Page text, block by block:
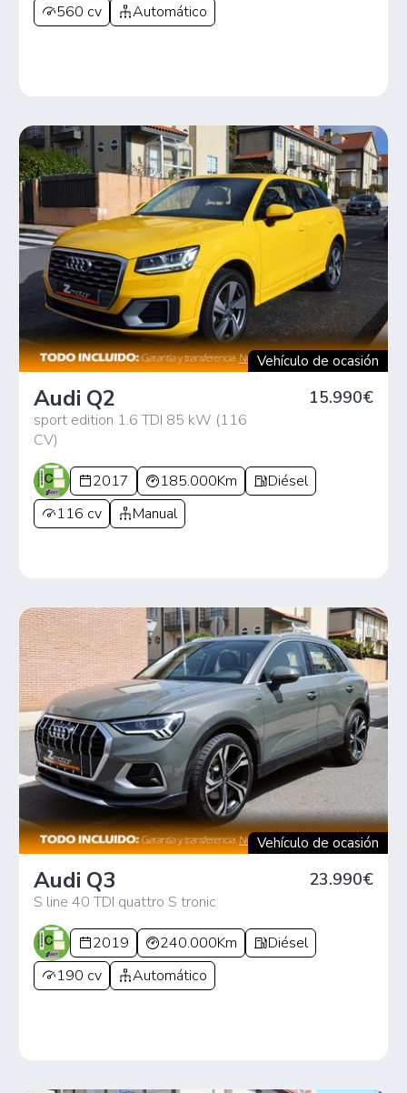
560 cv
Automático
Vehículo de ocasión
Audi Q2
sport edition 1.6 TDI 85 kW (116
CV)
15.990€
2017 185.000Km
Diésel
116 cv
Manual
Vehículo de ocasión
Audi Q3
S line 40 TDI quattro S tronic
23.990€
2019 240.000Km
Diésel
190 cv
Automático